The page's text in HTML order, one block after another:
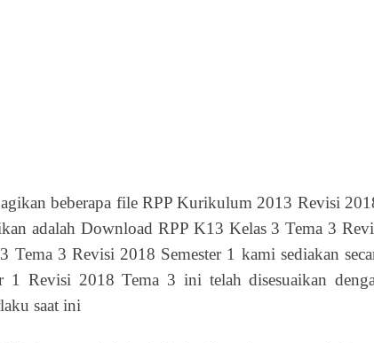
beberapa file RPP Kurikulum 2013 Revisi
adalah Download RPP K13 Kelas 3 Tema 3
3 Revisi 2018 Semester 1 kami sediakan
1 Revisi 2018 Tema 3 ini telah disesuaikan
saat ini